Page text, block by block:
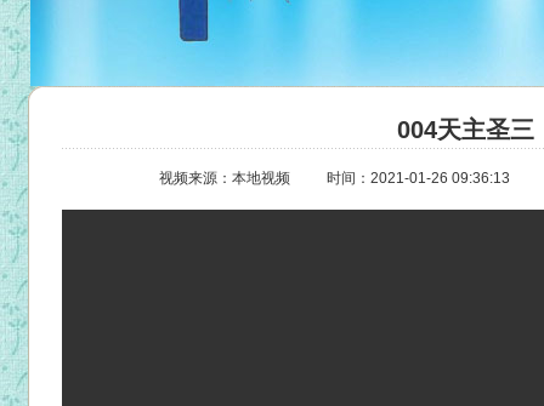
004天主圣三
视频来源：本地视频 时间：2021-01-26 09:36:13